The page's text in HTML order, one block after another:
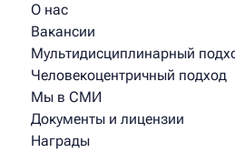
О нас
Вакансии
Мультидисциплинарный
Человекоцентричный подход
Мы в СМИ
Документы и лицензии
Награды